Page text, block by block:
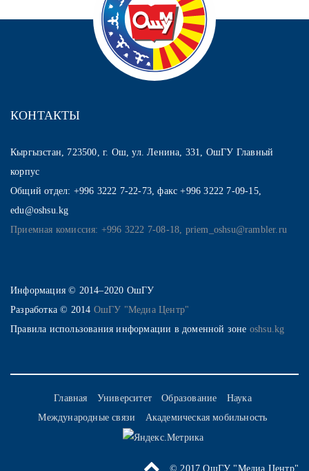
КОНТАКТЫ
Кыргызстан, 723500, г. Ош, ул. Ленина, 331, ОшГУ Главный
корпус
Общий отдел: +996 3222 7-22-73, факс +996 3222 7-09-15,
edu@oshsu.kg
Приемная комиссия: +996 3222 7-08-18, priem_oshsu@rambler.ru
Информация © 2014–2020 ОшГУ
Разработка © 2014 ОшГУ "Медиа Центр"
Правила использования информации в доменной зоне oshsu.kg
Главная Университет Образование
Наука
Международные связи
Академическая мобильность
© 2017 ОшГУ "Медиа Центр"